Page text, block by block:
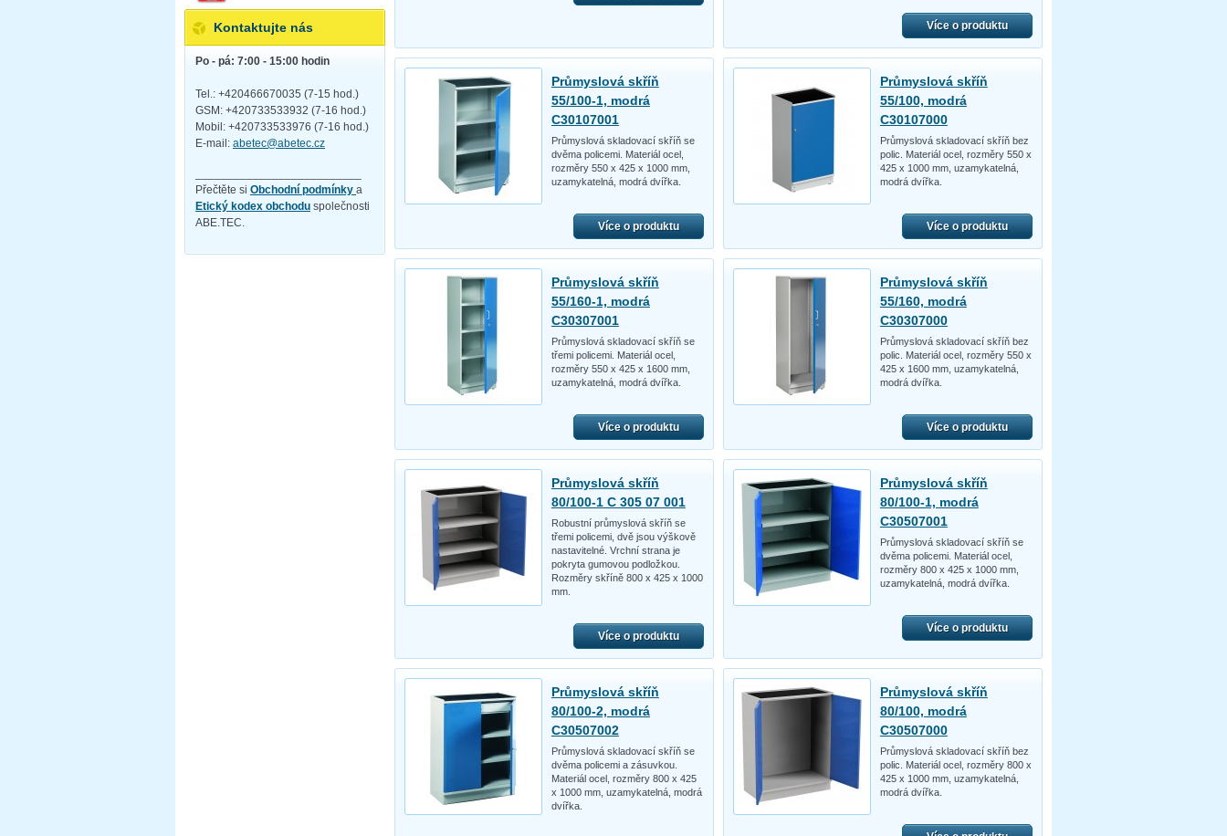
Více o produktu
Průmyslová skříň
55/100-1, modrá
C30107001
Průmyslová skladovací skříň se
dvěma policemi. Materiál ocel,
rozměry 550 x 425 x 1000 mm,
uzamykatelná, modrá dvířka.
Více o produktu
Průmyslová skříň
55/100, modrá
C30107000
Průmyslová skladovací skříň bez
polic. Materiál ocel, rozměry 550 x
425 x 1000 mm, uzamykatelná,
modrá dvířka.
Více o produktu
Průmyslová skříň
55/160-1, modrá
C30307001
Průmyslová skladovací skříň se
třemi policemi. Materiál ocel,
rozměry 550 x 425 x 1600 mm,
uzamykatelná, modrá dvířka.
Více o produktu
Průmyslová skříň
55/160, modrá
C30307000
Průmyslová skladovací skříň bez
polic. Materiál ocel, rozměry 550 x
425 x 1600 mm, uzamykatelná,
modrá dvířka.
Více o produktu
Průmyslová skříň
80/100-1 C 305 07 001
Robustní průmyslová skříň se
třemi policemi, dvě jsou výškově
nastavitelné. Vrchní strana je
pokryta gumovou podložkou.
Rozměry skříně 800 x 425 x 1000
mm.
Více o produktu
Průmyslová skříň
80/100-1, modrá
C30507001
Průmyslová skladovací skříň se
dvěma policemi. Materiál ocel,
rozměry 800 x 425 x 1000 mm,
uzamykatelná, modrá dvířka.
Více o produktu
Průmyslová skříň
80/100-2, modrá
C30507002
Průmyslová skladovací skříň se
dvěma policemi a zásuvkou.
Materiál ocel, rozměry 800 x 425
x 1000 mm, uzamykatelná, modrá
dvířka.
Průmyslová skříň
80/100, modrá
C30507000
Průmyslová skladovací skříň bez
polic. Materiál ocel, rozměry 800 x
425 x 1000 mm, uzamykatelná,
modrá dvířka.
Kontaktujte nás
Po - pá: 7:00 - 15:00 hodin
Tel.: +420466670035 (7-15 hod.)
GSM: +420733533932 (7-16 hod.)
Mobil: +420733533976 (7-16 hod.)
E-mail: abetec@abetec.cz
Přečtěte si Obchodní podmínky a
Etický kodex obchodu společnosti
ABE.TEC.